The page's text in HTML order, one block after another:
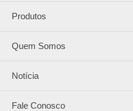
Produtos
Quem Somos
Notícia
Fale Conosco